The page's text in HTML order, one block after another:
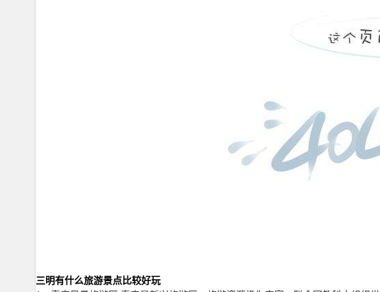
三明有什么旅游景点比较好玩